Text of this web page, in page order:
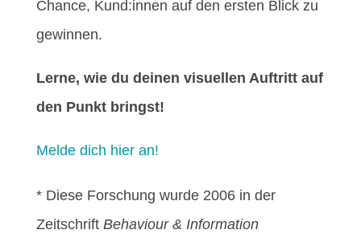
Chance, Kund:innen auf den ersten Blick zu
gewinnen.
Lerne, wie du deinen visuellen Auftritt auf
den Punkt bringst!
Melde dich hier an!
* Diese Forschung wurde 2006 in der
Zeitschrift Behaviour & Information